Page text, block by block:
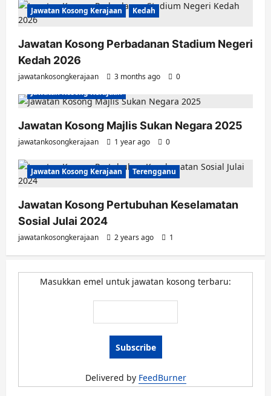
Jawatan Kosong Kerajaan Kedah
Jawatan Kosong Perbadanan Stadium Negeri
Kedah 2026
jawatankosongkerajaan 3 months ago
0
Jawatan Kosong Kerajaan
Jawatan Kosong Majlis Sukan Negara 2025
jawatankosongkerajaan 1 year ago 0
Jawatan Kosong Kerajaan Terengganu
Jawatan Kosong Pertubuhan Keselamatan
Sosial Julai 2024
jawatankosongkerajaan 2 years ago 1
Masukkan emel untuk jawatan kosong terbaru:
Delivered by FeedBurner